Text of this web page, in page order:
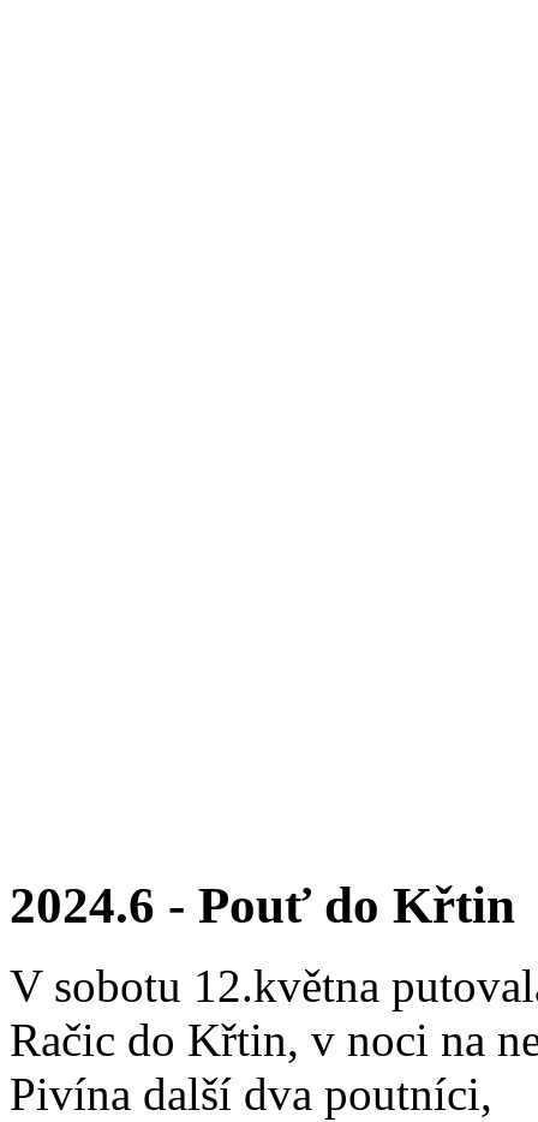
2024.6 - Pouť do Křtin
V sobotu 12.května
Račic do Křtin, v noci na
Pivína další dva poutníci,